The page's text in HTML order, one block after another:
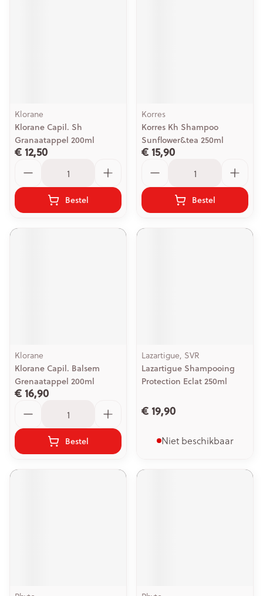
Klorane
Klorane Capil. Sh
Granaatappel 200ml
€ 12,50
Bestel
Korres
Korres Kh Shampoo
Sunflower&tea 250ml
€ 15,90
Bestel
Klorane
Klorane Capil. Balsem
Grenaatappel 200ml
€ 16,90
Bestel
Lazartigue, SVR
Lazartigue Shampooing
Protection Eclat 250ml
€ 19,90
Niet beschikbaar